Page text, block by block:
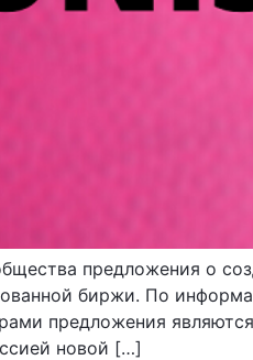
предложения о
биржи. По
предложения
новой […]